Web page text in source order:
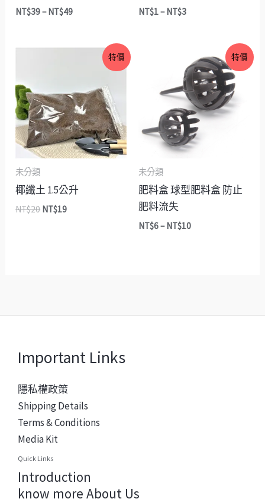
NT$39– NT$49 NT$1– NT$3
特價
未分類
椰纖土 1.5公升
NT$20
NT$20。
NT$19
NT$19。
特價
未分類
肥料盒 球型肥料盒 防止
肥料流失
NT$6– NT$10
格
範
圍：
NT$6
到
NT$10
Important Links
隱私權政策
Shipping Details
Terms & Conditions
Media Kit
Quick Links
Introduction
know more About Us